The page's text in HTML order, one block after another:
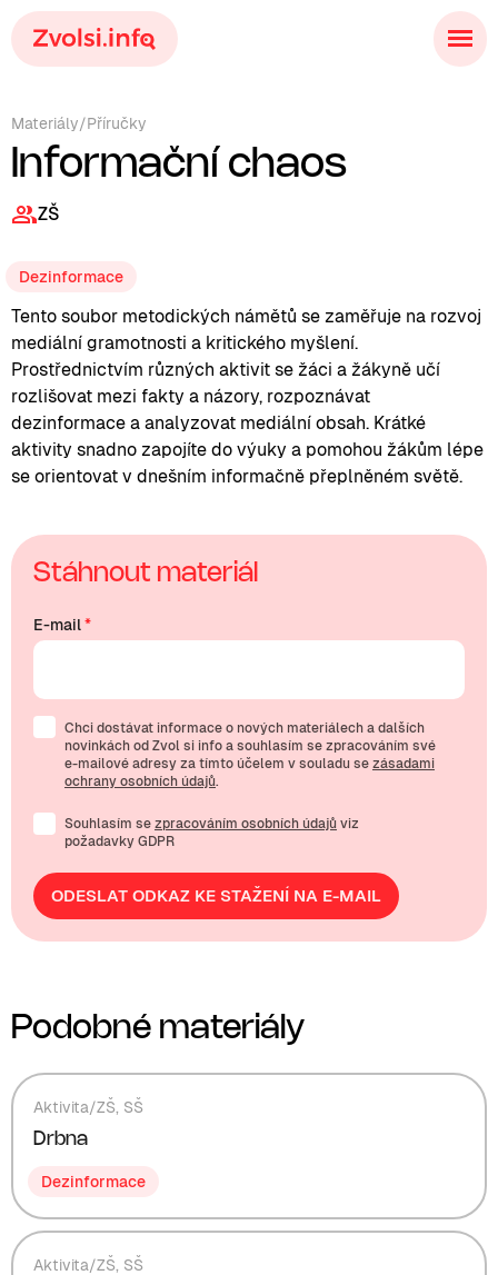
Materiály/Příručky
Informační chaos
ZŠ
Dezinformace
Tento soubor metodických námětů se zaměřuje na rozvoj
mediální gramotnosti a kritického myšlení.
Prostřednictvím různých aktivit se žáci a žákyně učí
rozlišovat mezi fakty a názory, rozpoznávat
dezinformace a analyzovat mediální obsah. Krátké
aktivity snadno zapojíte do výuky a pomohou žákům lépe
se orientovat v dnešním informačně přeplněném světě.
Stáhnout materiál
E-mail*
Chci dostávat informace o nových materiálech a dalších
novinkách od Zvol si info a souhlasím se zpracováním své
e-mailové adresy za tímto účelem v souladu se zásadami
ochrany osobních údajů.
Souhlasím se zpracováním osobních údajů viz
požadavky GDPR
ODESLAT ODKAZ KE STAŽENÍ NA E-MAIL
Podobné materiály
Aktivita/ZŠ SŠ
Drbna
Dezinformace
Aktivita/ZŠ SŠ